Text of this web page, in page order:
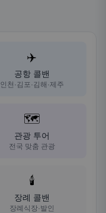
✈️
공항 콜밴
인천·김포·김해·제주
🗺️
관광 투어
전국 맞춤 관광
🕯️
장례 콜밴
장례식장·발인